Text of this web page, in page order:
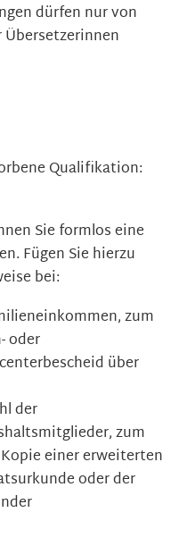
dürfen nur von
Qualifikation:
Sie formlos eine
Fügen Sie hierzu
bei:
zum
oder
über
der
zum
einer erweiterten
oder der